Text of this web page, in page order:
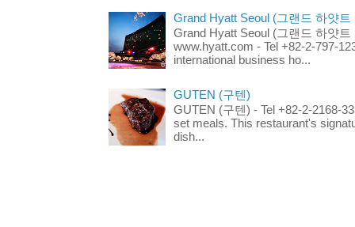
Grand Hyatt Seoul (그랜드 하얏트
Grand Hyatt Seoul (그랜드 하얏트
www.hyatt.com - Tel +82-2-797-
international business ho...
GUTEN (구텐)
GUTEN (구텐) - Tel +82-2-2168-
set meals. This restaurant's
dish...